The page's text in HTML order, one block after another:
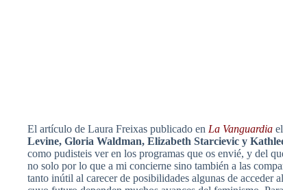
El artículo de Laura Freixas publicado en La Vanguardia
Levine, Gloria Waldman, Elizabeth Starcievic y
como pudisteis ver en los programas que os envié, y del
no solo por lo que a mi concierne sino también a las
tanto inútil al carecer de posibilidades algunas de acceder